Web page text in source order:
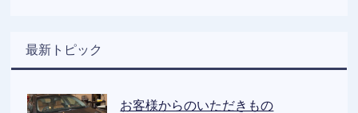
最新トピック
お客様からのいただきもの